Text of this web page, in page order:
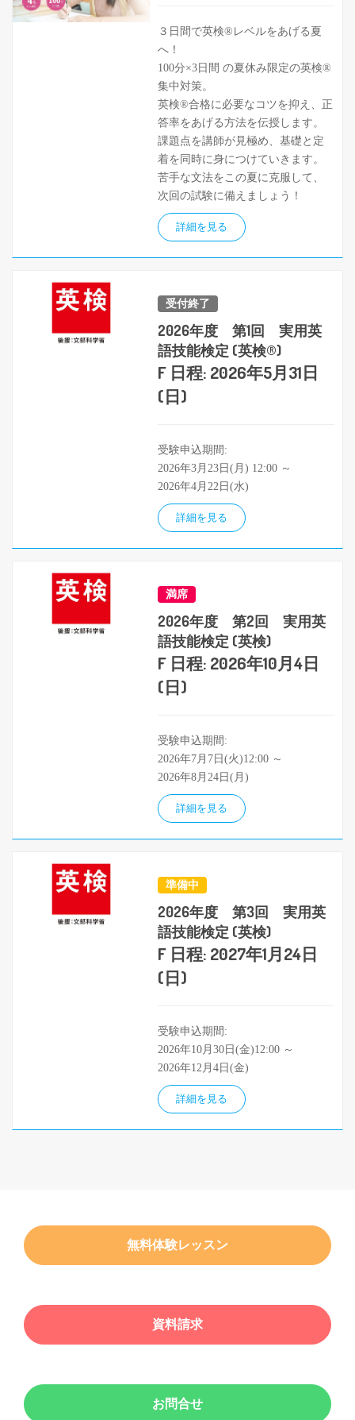
３日間で英検®レベルをあげる夏
へ！
100分×3日間 の夏休み限定の英検®
集中対策。
英検®合格に必要なコツを抑え、正
答率をあげる方法を伝授します。
課題点を講師が見極め、基礎と定
着を同時に身につけていきます。
苦手な文法をこの夏に克服して、
次回の試験に備えましょう！
詳細を見る
受付終了
2026年度 第1回 実用英
語技能検定 (英検®)
F 日程: 2026年5月31日
(日)
受験申込期間:
2026年3月23日(月) 12:00 ～
2026年4月22日(水)
詳細を見る
満席
2026年度 第2回 実用英
語技能検定 (英検)
F 日程: 2026年10月4日
(日)
受験申込期間:
2026年7月7日(火)12:00 ～
2026年8月24日(月)
詳細を見る
準備中
2026年度 第3回 実用英
語技能検定 (英検)
F 日程: 2027年1月24日
(日)
受験申込期間:
2026年10月30日(金)12:00 ～
2026年12月4日(金)
詳細を見る
無料体験レッスン
資料請求
お問合せ